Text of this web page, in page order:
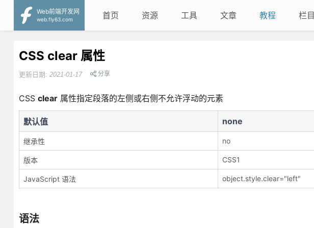
Web前端开发网
web.fly63.com
首页 资源 工具 文章 教程 栏目
CSS clear 属性
更新日期: 2021-01-17 分享
CSS clear属性指定段落的左侧或右侧不允许浮动的元素
默认值 none
继承性 no
版本 CSS1
JavaScript 语法 object.style.clear="left"
语法